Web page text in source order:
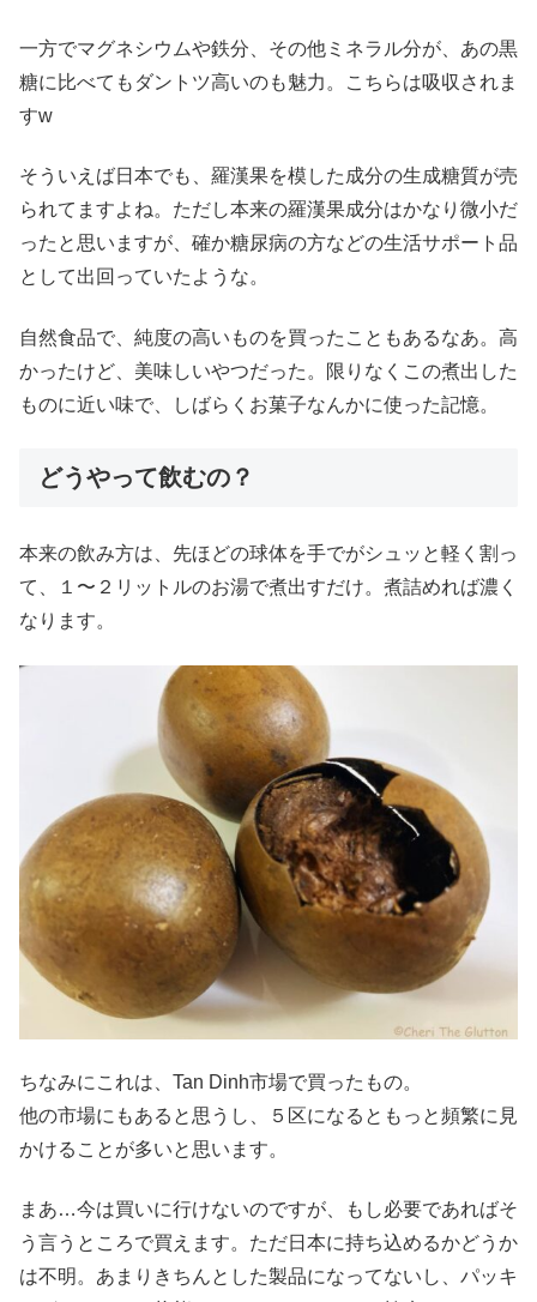
一方でマグネシウムや鉄分、その他ミネラル分が、あの黒
糖に比べてもダントツ高いのも魅力。こちらは吸収されま
すw
そういえば日本でも、羅漢果を模した成分の生成糖質が売
られてますよね。ただし本来の羅漢果成分はかなり微小だ
ったと思いますが、確か糖尿病の方などの生活サポート品
として出回っていたような。
自然食品で、純度の高いものを買ったこともあるなあ。高
かったけど、美味しいやつだった。限りなくこの煮出した
ものに近い味で、しばらくお菓子なんかに使った記憶。
どうやって飲むの？
本来の飲み方は、先ほどの球体を手でがシュッと軽く割っ
て、１〜２リットルのお湯で煮出すだけ。煮詰めれば濃く
なります。
ちなみにこれは、Tan Dinh市場で買ったもの。
他の市場にもあると思うし、５区になるともっと頻繁に見
かけることが多いと思います。
まあ…今は買いに行けないのですが、もし必要であればそ
う言うところで買えます。ただ日本に持ち込めるかどうか
は不明。あまりきちんとした製品になってないし、パッキ